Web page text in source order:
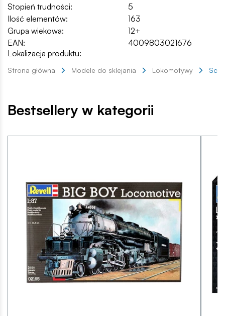
Stopień trudności:
5
Ilość elementów:
163
Grupa wiekowa:
12+
EAN:
4009803021676
Lokalizacja produktu:
Strona główna Modele do sklejania Lokomotywy
Bestsellery w kategorii